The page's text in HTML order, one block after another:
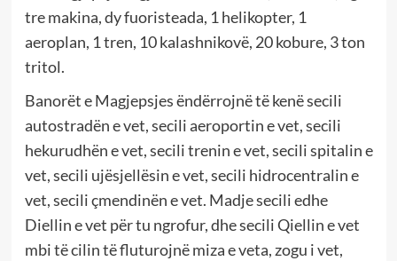
tre makina, dy fuoristeada, 1 helikopter, 1
aeroplan, 1 tren, 10 kalashnikovë, 20 kobure, 3 ton
tritol.
Banorët e Magjepsjes ëndërrojnë të kenë secili
autostradën e vet, secili aeroportin e vet, secili
hekurudhën e vet, secili trenin e vet, secili spitalin e
vet, secili ujësjellësin e vet, secili hidrocentralin e
vet, secili çmendinën e vet. Madje secili edhe
Diellin e vet për tu ngrofur, dhe secili Qiellin e vet
mbi të cilin të fluturojnë miza e veta, zogu i vet,